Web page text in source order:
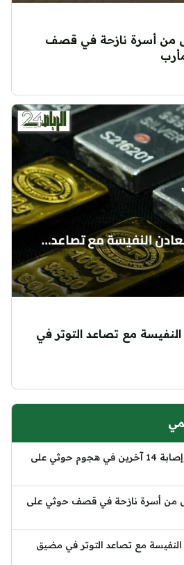
وجرحى من أسرة نازحة في قصف
النفيسة مع تصاعد التوتر في
مقتل مدنيين اثنين وإصابة 14 آخرين في هجوم حوثي على
وجرحى من أسرة نازحة في قصف حوثي على
النفيسة مع تصاعد التوتر في مضيق